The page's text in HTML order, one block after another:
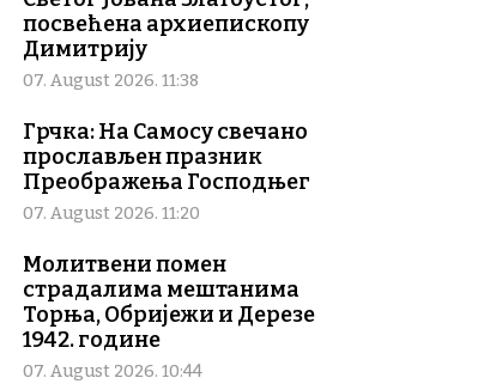
посвећена архиепископу
Димитрију
07. August 2026. 11:38
Грчка: На Самосу свечано
прослављен празник
Преображења Господњег
07. August 2026. 11:20
Молитвени помен
страдалима мештанима
Торња, Обријежи и Дерезе
1942. године
07. August 2026. 10:44